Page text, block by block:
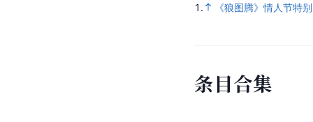
1. 《狼图腾》情人节特
条目合集